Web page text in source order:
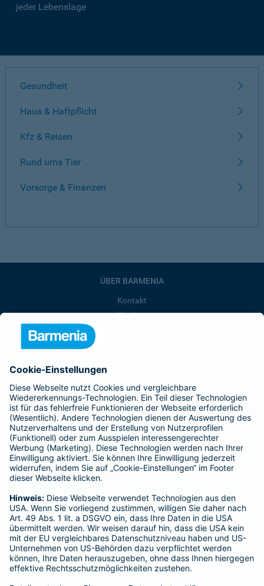
jeder Lebenslage
Gesundheit
Haus & Haftpflicht
Kfz & Reisen
Rund ums Tier
Vorsorge & Finanzen
ÜBER BARMENIA
Kontakt
Karriere
Affiliate-Partner werden
Barmenia ist Teil der BarmeniaGothaer
BELIEBTE SEITEN
Kranken-Zusatzversicherung
Tierversicherungen
Haftpflichtversicherung
Hausratversicherung
SERVICE
Adresse ändern
Schaden melden
Kilometerstandsmeldung
Serviceübersicht